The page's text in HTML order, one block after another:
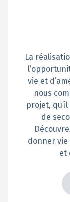
La
vie et
nous
projet,
de
donner vie
et